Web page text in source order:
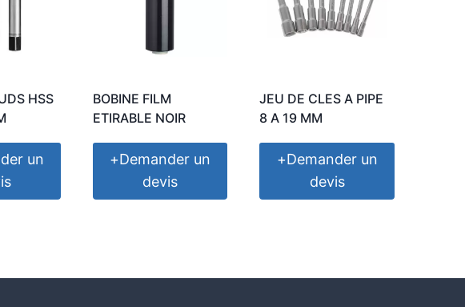
HSS
un
BOBINE FILM
ETIRABLE NOIR
+Demander un
devis
JEU DE CLES A PIPE
8 A 19 MM
+Demander un
devis